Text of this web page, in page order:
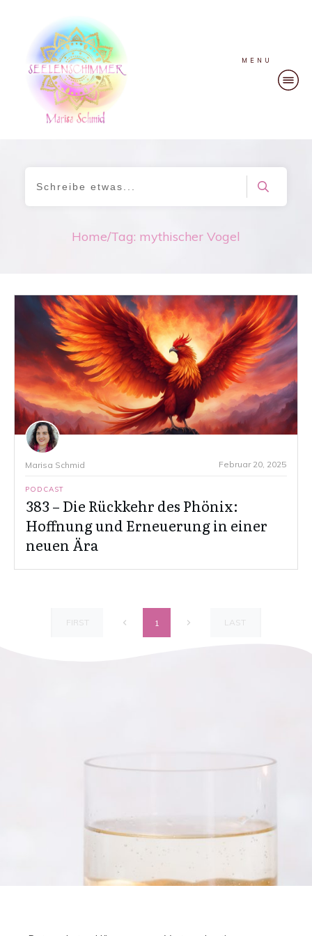
MENU
Home/Tag: mythischer Vogel
Marisa Schmid Februar 20, 2025
PODCAST
383 – Die Rückkehr des Phönix:
Hoffnung und Erneuerung in einer
neuen Ära
FIRST 1 LAST